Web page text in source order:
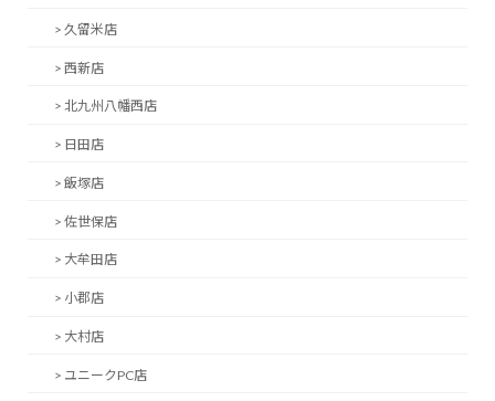
> 久留米店
> 西新店
> 北九州八幡西店
> 日田店
> 飯塚店
> 佐世保店
> 大牟田店
> 小郡店
> 大村店
> ユニークPC店